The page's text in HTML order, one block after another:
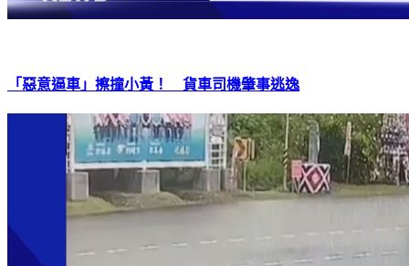
「惡意逼車」擦撞小黃！ 貨車司機肇事逃逸